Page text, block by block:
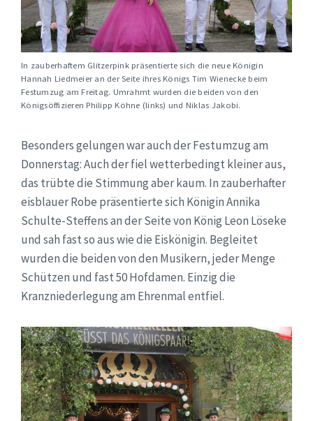
In zauberhaftem Glitzerpink präsentierte sich die neue Königin
Hannah Liedmeier an der Seite ihres Königs Tim Wienecke beim
Festumzug am Freitag. Umrahmt wurden die beiden von den
Königsöffizieren Philipp Köhne (links) und Niklas Jakobi.
Besonders gelungen war auch der Festumzug am
Donnerstag: Auch der fiel wetterbedingt kleiner aus,
das trübte die Stimmung aber kaum. In zauberhafter
eisblauer Robe präsentierte sich Königin Annika
Schulte-Steffens an der Seite von König Leon Löseke
und sah fast so aus wie die Eiskönigin. Begleitet
wurden die beiden von den Musikern, jeder Menge
Schützen und fast 50 Hofdamen. Einzig die
Kranzniederlegung am Ehrenmal entfiel.